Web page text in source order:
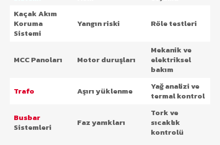
Kaçak Akım
Koruma
Sistemi
Yangın riski Röle testleri
MCC Panoları Motor duruşları
Mekanik ve
elektriksel
bakım
Trafo
Aşırı yüklenme
Yağ analizi ve
termal kontrol
Busbar
Sistemleri
Faz yanıkları
Tork ve
sıcaklık
kontrolü